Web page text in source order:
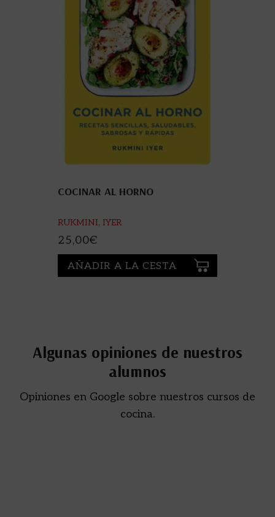
COCINAR AL HORNO
RUKMINI, IYER
25,00€
AÑADIR A LA CESTA
Algunas opiniones de nuestros
alumnos
Opiniones en Google sobre nuestros cursos de
cocina.